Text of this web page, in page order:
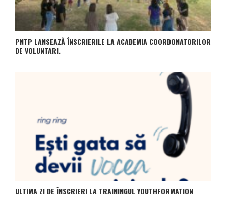
PNTP LANSEAZĂ ÎNSCRIERILE LA ACADEMIA COORDONATORILOR
DE VOLUNTARI.
ULTIMA ZI DE ÎNSCRIERI LA TRAININGUL YOUTHFORMATION